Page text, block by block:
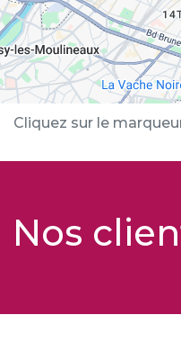
Cliquez sur le
Nos